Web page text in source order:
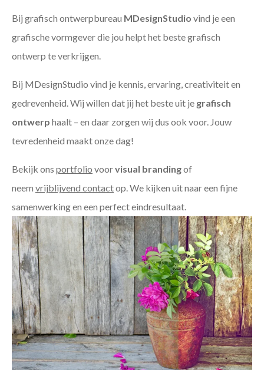
Bij grafisch ontwerpbureau MDesignStudio vind je een
grafische vormgever die jou helpt het beste grafisch
ontwerp te verkrijgen.
Bij MDesignStudio vind je kennis, ervaring, creativiteit en
gedrevenheid. Wij willen dat jij het beste uit je grafisch
ontwerp haalt – en daar zorgen wij dus ook voor. Jouw
tevredenheid maakt onze dag!
Bekijk ons portfolio voorvisual brandingof
neem vrijblijvend contactop. We kijken uit naar een fijne
samenwerking en een perfect eindresultaat.